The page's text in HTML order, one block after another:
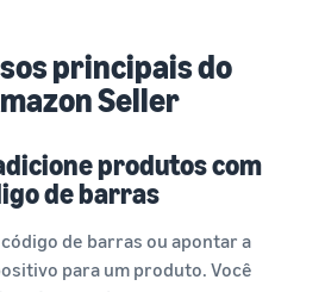
principais do
Seller
produtos com
de barras
de barras ou apontar a
para um produto. Você